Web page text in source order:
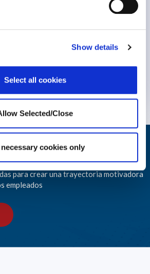
Show details
Select all cookies
Selected/Close
necessary cookies only
a su gente
para crear una trayectoria motivadora
empleados